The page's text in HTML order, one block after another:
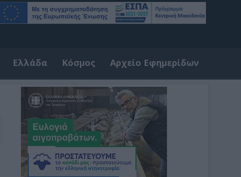
Ελλάδα Κόσμος Αρχείο Εφημερίδων